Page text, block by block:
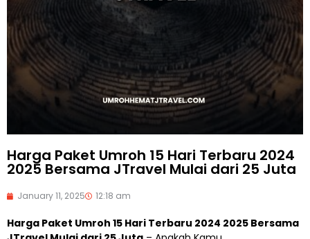
Harga Paket Umroh 15 Hari Terbaru 2024
2025 Bersama JTravel Mulai dari 25 Juta
January 11, 2025 12:18 am
Harga Paket Umroh 15 Hari Terbaru 2024 2025 Bersama